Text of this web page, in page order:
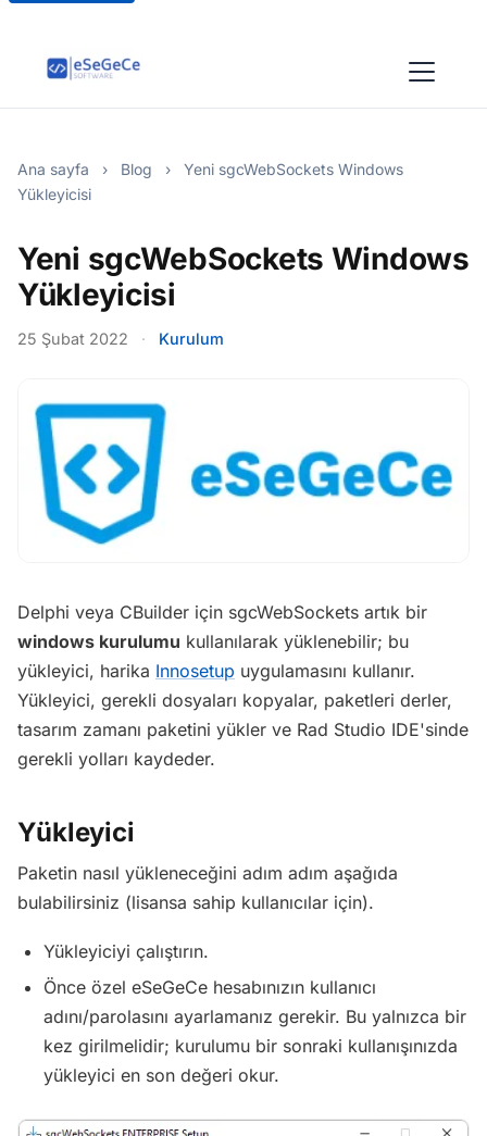
Ana sayfa › Blog ›
Yeni sgcWebSockets Windows
Yükleyicisi
Yeni sgcWebSockets Windows
Yükleyicisi
25 Şubat 2022 · Kurulum
Delphi veya CBuilder için sgcWebSockets artık bir
windows kurulumu kullanılarak yüklenebilir; bu
yükleyici, harika Innosetup uygulamasını kullanır.
Yükleyici, gerekli dosyaları kopyalar, paketleri derler,
tasarım zamanı paketini yükler ve Rad Studio IDE'sinde
gerekli yolları kaydeder.
Yükleyici
Paketin nasıl yükleneceğini adım adım aşağıda
bulabilirsiniz (lisansa sahip kullanıcılar için).
Yükleyiciyi çalıştırın.
Önce özel eSeGeCe hesabınızın kullanıcı
adını/parolasını ayarlamanız gerekir. Bu yalnızca bir
kez girilmelidir; kurulumu bir sonraki kullanışınızda
yükleyici en son değeri okur.